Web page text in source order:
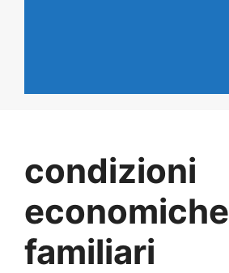
condizioni
economiche
familiari